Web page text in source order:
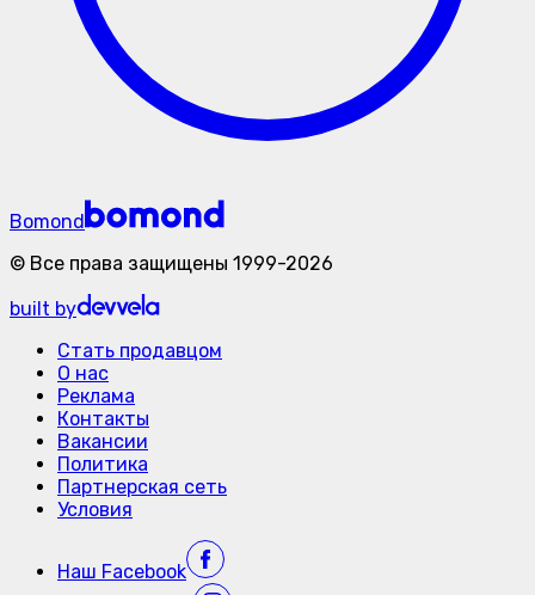
Bomond
© Все права защищены 1999-2026
built by
Стать продавцом
О нас
Реклама
Контакты
Вакансии
Политика
Партнерская сеть
Условия
Наш Facebook